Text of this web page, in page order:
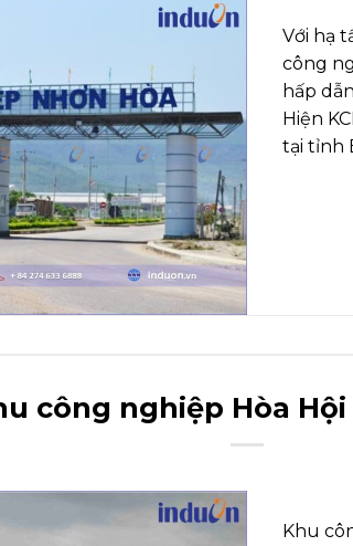
Với hạ
công
hấp
Hiện
tại tỉnh
công nghiệp Hòa
Khu